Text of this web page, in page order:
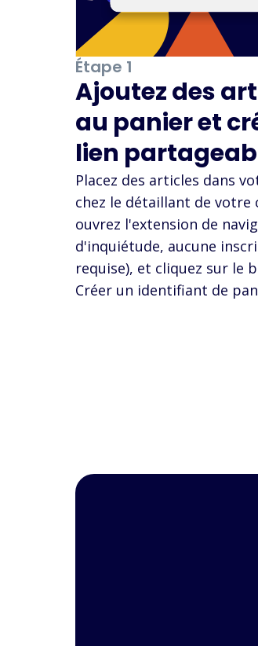
Étape 1
Ajoutez des
au panier et
lien
Placez des articles dans
chez le détaillant de votre
ouvrez l'extension de
d'inquiétude, aucune
requise), et cliquez sur le
Créer un identifiant de